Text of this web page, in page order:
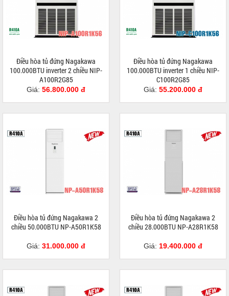
Điều hòa tủ đứng Nagakawa
100.000BTU inverter 2 chiều NIP-
A100R2G85
Giá: 56.800.000 đ
Điều hòa tủ đứng Nagakawa
100.000BTU inverter 1 chiều NIP-
C100R2G85
Giá: 55.200.000 đ
Điều hòa tủ đứng Nagakawa 2
chiều 50.000BTU NP-A50R1K58
Giá: 31.000.000 đ
Điều hòa tủ đứng Nagakawa 2
chiều 28.000BTU NP-A28R1K58
Giá: 19.400.000 đ